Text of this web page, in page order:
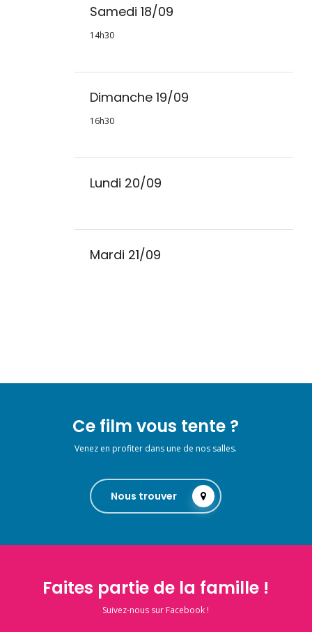
Samedi 18/09
14h30
Dimanche 19/09
16h30
Lundi 20/09
Mardi 21/09
Ce film vous tente ?
Venez en profiter dans une de nos salles.
Nous trouver
Faites partie de la famille !
Suivez-nous sur Facebook !